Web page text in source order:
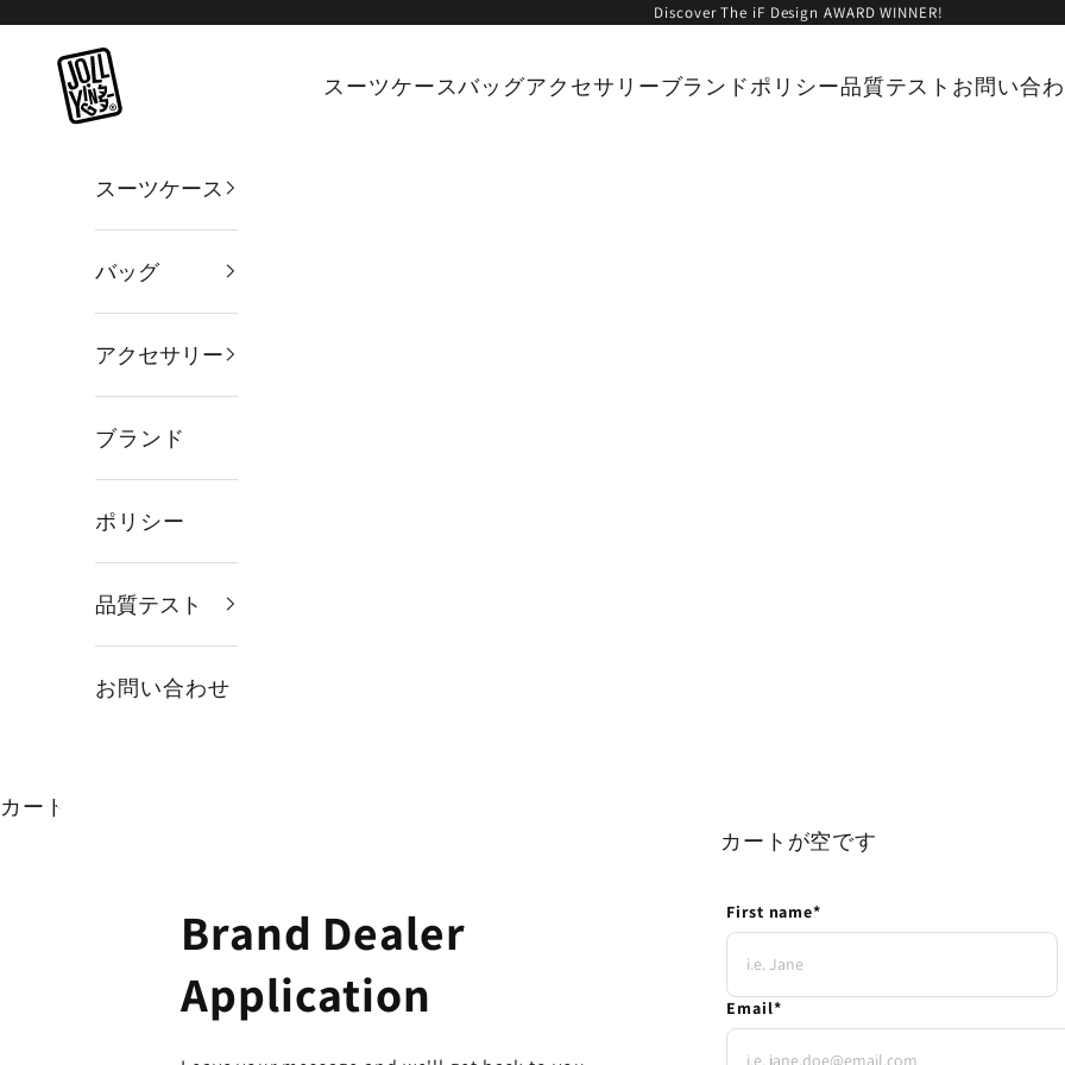
Discover The iF Design AWARD WINNER!
JOLLYING
スーツケースバッグアクセサリーブランドポリシー品質テスト お問い合
スーツケース
バッグ
アクセサリー
ブランド
ポリシー
品質テスト
お問い合わせ
カート
カートが空です
Brand Dealer
Application
First name*
Email*